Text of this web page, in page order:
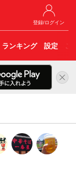
登録/ログイン
ランキング 設定 こ